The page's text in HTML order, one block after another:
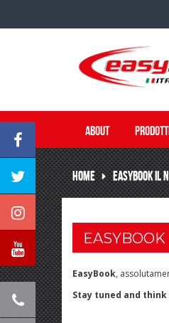
ABOUT PRODOTTI
HOME EASYBOOK IL
EasyBook,
Stay tuned and think